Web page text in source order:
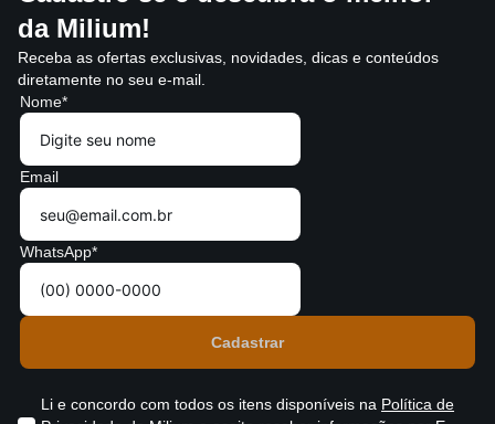
da Milium!
Receba as ofertas exclusivas, novidades, dicas e conteúdos
diretamente no seu e-mail.
Nome*
Email
WhatsApp*
Li e concordo com todos os itens disponíveis na Política de